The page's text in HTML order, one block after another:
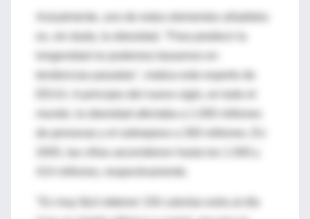
longevidad no podemos basarnos en
EEUU. A principio del nuevo siglo, en todo el